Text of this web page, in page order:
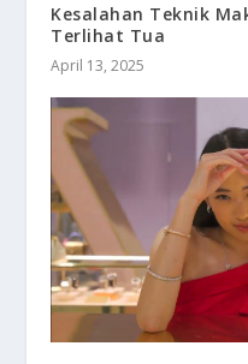
Kesalahan Teknik
Terlihat Tua
April 13, 2025